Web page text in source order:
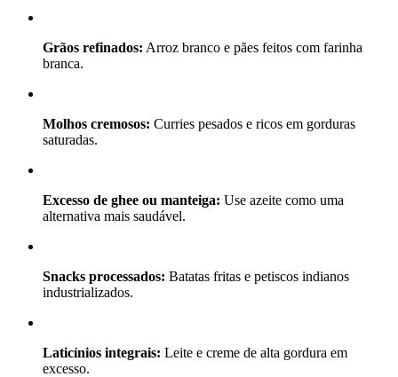
Grãos refinados: Arroz branco e pães feitos com farinha
branca.
Molhos cremosos: Curries pesados e ricos em gorduras
saturadas.
Excesso de ghee ou manteiga: Use azeite como uma
alternativa mais saudável.
Snacks processados: Batatas fritas e petiscos indianos
industrializados.
Laticínios integrais: Leite e creme de alta gordura em
excesso.